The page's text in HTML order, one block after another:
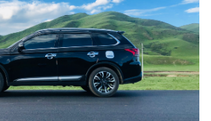
联系我们